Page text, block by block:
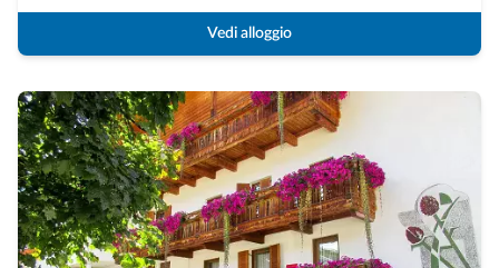
Vedi alloggio